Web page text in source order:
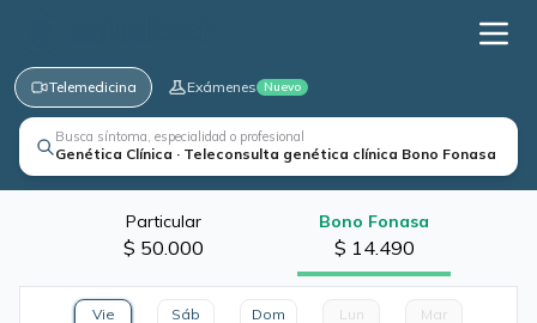
Telemedicina Exámenes Nuevo
Busca síntoma, especialidad o profesional
Genética Clínica · Teleconsulta genética clínica Bono Fonasa
Particular
$ 50.000
Bono Fonasa
$ 14.490
Vie Sáb Dom Lun Mar